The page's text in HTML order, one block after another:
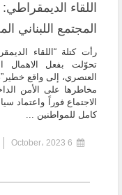
اللقاء
المجتمع اللبناني
رأت كتلة “اللقاء
تحوّلت بفعل الاهمال
العنصري، إلى واقع
مخاطرها على الأمن
الاجتماع فوراً واعتماد
كامل للمواطنين ...